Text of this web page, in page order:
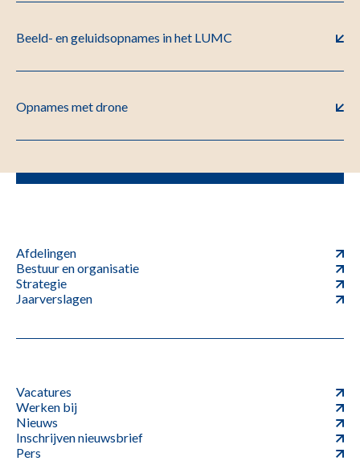
Beeld- en geluidsopnames in het LUMC
Opnames met drone
Afdelingen
Bestuur en organisatie
Strategie
Jaarverslagen
Vacatures
Werken bij
Nieuws
Inschrijven nieuwsbrief
Pers